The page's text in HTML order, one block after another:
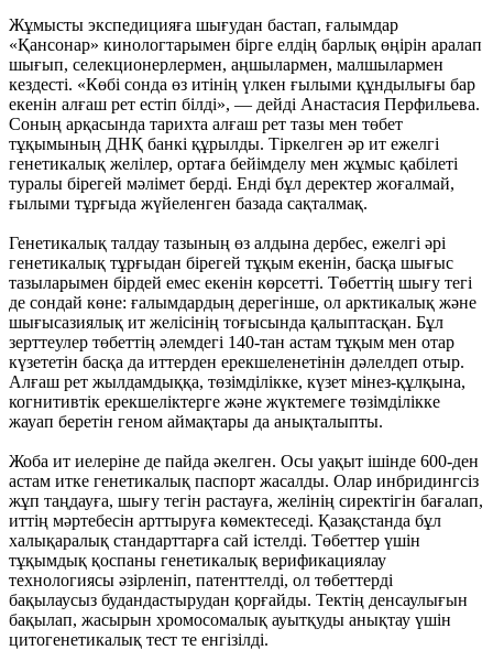
Жұмысты экспедицияға шығудан бастап, ғалымдар
«Қансонар» кинологтарымен бірге елдің барлық өңірін аралап
шығып, селекционерлермен, аңшылармен, малшылармен
кездесті. «Көбі сонда өз итінің үлкен ғылыми құндылығы бар
екенін алғаш рет естіп білді», — дейді Анастасия Перфильева.
Соның арқасында тарихта алғаш рет тазы мен төбет
тұқымының ДНҚ банкі құрылды. Тіркелген әр ит ежелгі
генетикалық желілер, ортаға бейімделу мен жұмыс қабілеті
туралы бірегей мәлімет берді. Енді бұл деректер жоғалмай,
ғылыми тұрғыда жүйеленген базада сақталмақ.
Генетикалық талдау тазының өз алдына дербес, ежелгі әрі
генетикалық тұрғыдан бірегей тұқым екенін, басқа шығыс
тазыларымен бірдей емес екенін көрсетті. Төбеттің шығу тегі
де сондай көне: ғалымдардың дерегінше, ол арктикалық және
шығысазиялық ит желісінің тоғысында қалыптасқан. Бұл
зерттеулер төбеттің әлемдегі 140-тан астам тұқым мен отар
күзететін басқа да иттерден ерекшеленетінін дәлелдеп отыр.
Алғаш рет жылдамдыққа, төзімділікке, күзет мінез-құлқына,
когнитивтік ерекшеліктерге және жүктемеге төзімділікке
жауап беретін геном аймақтары да анықталыпты.
Жоба ит иелеріне де пайда әкелген. Осы уақыт ішінде 600-ден
астам итке генетикалық паспорт жасалды. Олар инбридингсіз
жұп таңдауға, шығу тегін растауға, желінің сиректігін бағалап,
иттің мәртебесін арттыруға көмектеседі. Қазақстанда бұл
халықаралық стандарттарға сай істелді. Төбеттер үшін
тұқымдық қоспаны генетикалық верификациялау
технологиясы әзірленіп, патенттелді, ол төбеттерді
бақылаусыз будандастырудан қорғайды. Тектің денсаулығын
бақылап, жасырын хромосомалық ауытқуды анықтау үшін
цитогенетикалық тест те енгізілді.